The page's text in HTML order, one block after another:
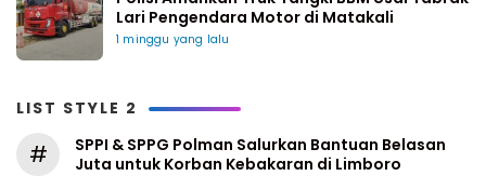
Lari Pengendara Motor di Matakali
1 minggu yang lalu
LIST STYLE 2
#
SPPI & SPPG Polman Salurkan Bantuan Belasan
Juta untuk Korban Kebakaran di Limboro